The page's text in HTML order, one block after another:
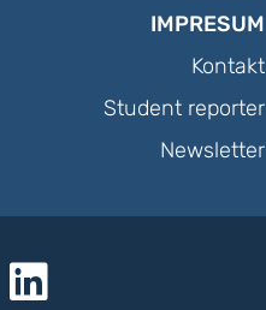
IMPRESUM
Kontakt
Student reporter
Newsletter
